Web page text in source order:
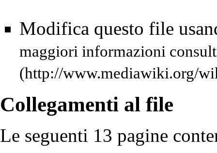
Modifica questo file
maggiori informazioni
Collegamenti al file
Le seguenti 13 pagine